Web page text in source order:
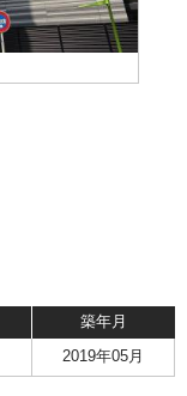
築年月
2019年05月